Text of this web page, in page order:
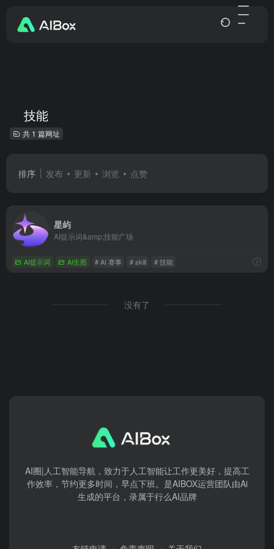
技能
共 1 篇网址
排序 发布 更新 浏览 点赞
星屿
AI提示词&amp;技能广场
AI提示词 AI生图 # AI 赛事 # skill # 技能
没有了
AI圈|人工智能导航，致力于人工智能让工作更美好，提高工
作效率，节约更多时间，早点下班。是AIBOX运营团队由Ai
生成的平台，录属于行么AI品牌